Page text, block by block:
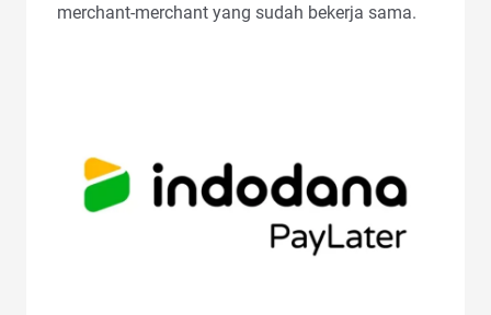
merchant-merchant yang sudah bekerja sama.